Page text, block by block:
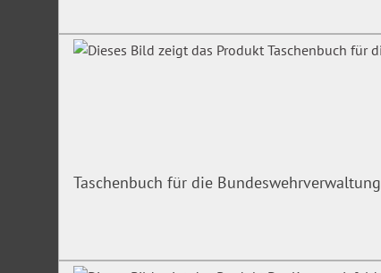
Taschenbuch für die Bundeswehrverwaltung